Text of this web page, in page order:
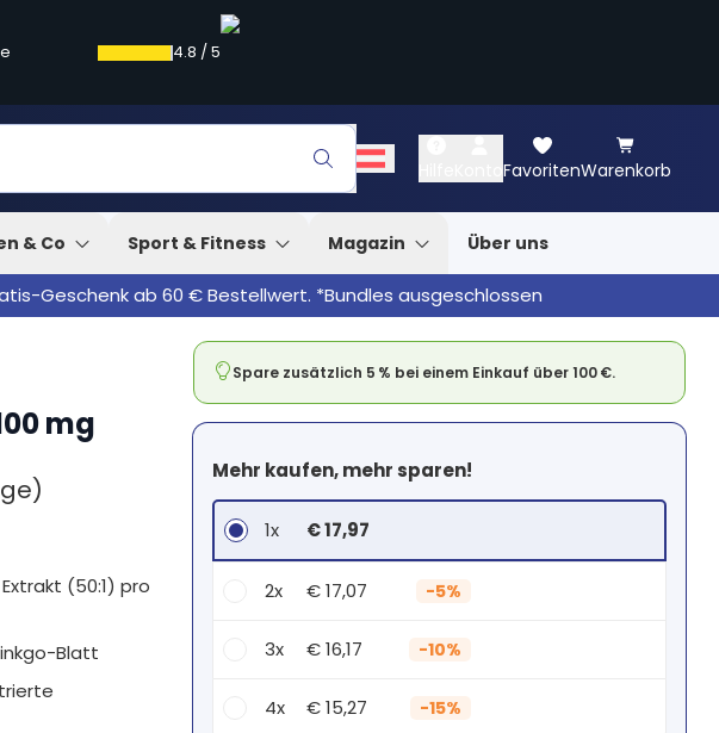
4.8 /5
FavoritenWarenkorb
& Co Sport & Fitness Magazin Über uns
Geschenk ab 60 € Bestellwert. *Bundles ausgeschlossen
mg
(50:1) pro
Blatt
Spare zusätzlich 5 % bei einem Einkauf über 100 €.
Mehr kaufen, mehr sparen!
1x € 17,97
2x € 17,07 -5%
3x € 16,17 -10%
4x € 15,27 -15%